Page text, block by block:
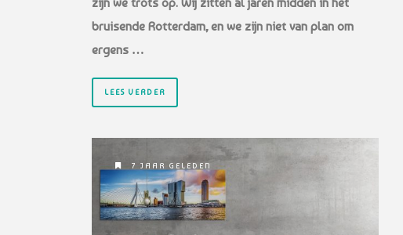
bruisende Rotterdam, en we zijn niet van plan om
ergens …
LEES VERDER
7 JAAR GELEDEN